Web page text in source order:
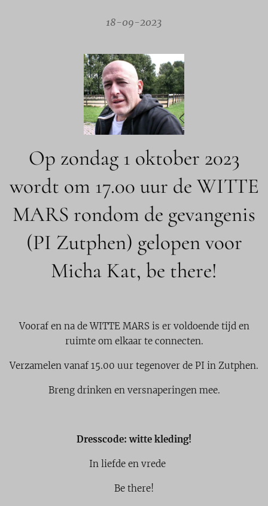
18-09-2023
Op zondag 1 oktober 2023
wordt om 17.00 uur de WITTE
MARS rondom de gevangenis
(PI Zutphen) gelopen voor
Micha Kat, be there!
Vooraf en na de WITTE MARS is er voldoende tijd en
ruimte om elkaar te connecten.
Verzamelen vanaf 15.00 uur tegenover de PI in Zutphen.
Breng drinken en versnaperingen mee.
Dresscode: witte kleding!
In liefde en vrede 💜
Be there!